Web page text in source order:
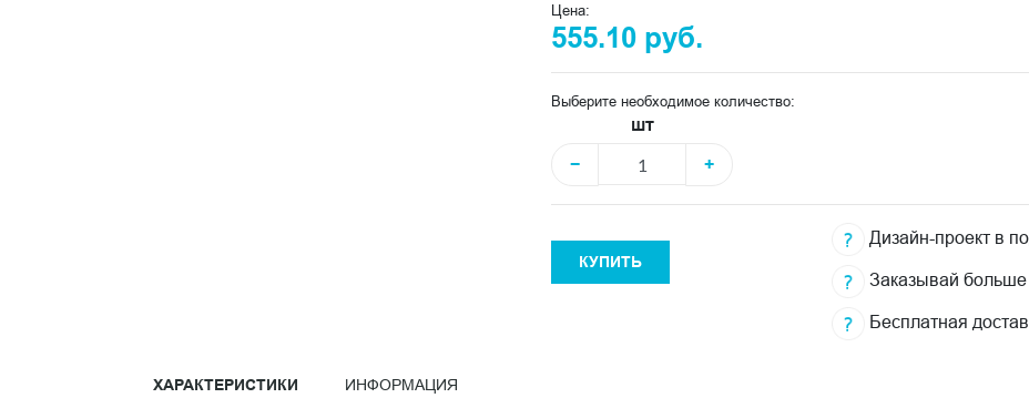
Цена:
555.10 руб.
Выберите необходимое количество:
шт
−
+
КУПИТЬ
Дизайн-проект в
Заказывай
Бесплатная
ХАРАКТЕРИСТИКИ ИНФОРМАЦИЯ